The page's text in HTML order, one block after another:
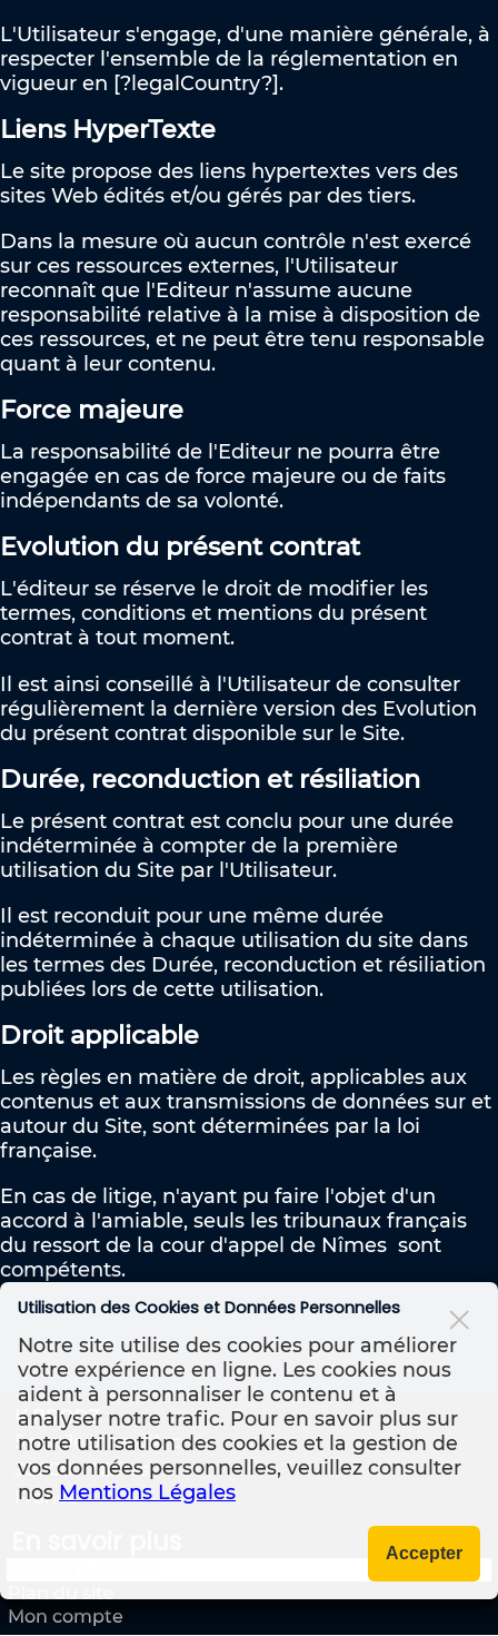
L'Utilisateur s'engage, d'une manière générale, à
respecter l'ensemble de la réglementation en
vigueur en [?legalCountry?].
Liens HyperTexte
Le site propose des liens hypertextes vers des
sites Web édités et/ou gérés par des tiers.
Dans la mesure où aucun contrôle n'est exercé
sur ces ressources externes, l'Utilisateur
reconnaît que l'Editeur n'assume aucune
responsabilité relative à la mise à disposition de
ces ressources, et ne peut être tenu responsable
quant à leur contenu.
Force majeure
La responsabilité de l'Editeur ne pourra être
engagée en cas de force majeure ou de faits
indépendants de sa volonté.
Evolution du présent contrat
L'éditeur se réserve le droit de modifier les
termes, conditions et mentions du présent
contrat à tout moment.
Il est ainsi conseillé à l'Utilisateur de consulter
régulièrement la dernière version des Evolution
du présent contrat disponible sur le Site.
Durée, reconduction et résiliation
Le présent contrat est conclu pour une durée
indéterminée à compter de la première
utilisation du Site par l'Utilisateur.
Il est reconduit pour une même durée
indéterminée à chaque utilisation du site dans
les termes des Durée, reconduction et résiliation
publiées lors de cette utilisation.
Droit applicable
Les règles en matière de droit, applicables aux
contenus et aux transmissions de données sur et
autour du Site, sont déterminées par la loi
française.
En cas de litige, n'ayant pu faire l'objet d'un
accord à l'amiable, seuls les tribunaux français
du ressort de la cour d'appel de Nîmes sont
compétents.
K PRODZ
5 rue Jeanne d'Arc
30000
Nîmes
France
Mon compte
Utilisation des Cookies et Données Personnelles
Notre site utilise des cookies pour améliorer
votre expérience en ligne. Les cookies nous
aident à personnaliser le contenu et à
analyser notre trafic. Pour en savoir plus sur
notre utilisation des cookies et la gestion de
vos données personnelles, veuillez consulter
nos Mentions Légales
Accepter